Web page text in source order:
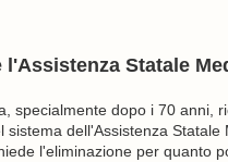
Statale
specialmente dopo i 70 anni,
dell'Assistenza
l'eliminazione per quanto